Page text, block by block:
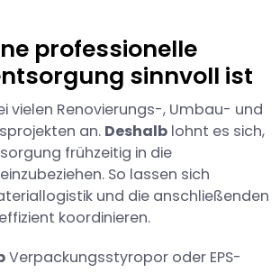
professionelle
sinnvoll ist
vielen Renovierungs-, Umbau- und
an. Deshalb lohnt es sich,
frühzeitig in die
So lassen sich
und die anschließenden
koordinieren.
Verpackungsstyropor oder EPS-